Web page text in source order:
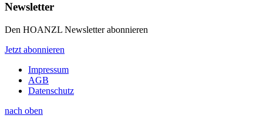
Newsletter
Den HOANZL Newsletter abonnieren
Jetzt abonnieren
Impressum
AGB
Datenschutz
nach oben